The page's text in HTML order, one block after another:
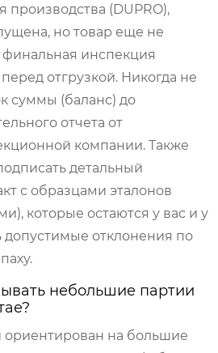
(DUPRO),
но товар еще не
инспекция
отгрузкой. Никогда не
суммы (баланс) до
отчета от
компании. Также
детальный
с образцами эталонов
которые остаются у вас и у
допустимые отклонения по
небольшие партии
ориентирован на большие